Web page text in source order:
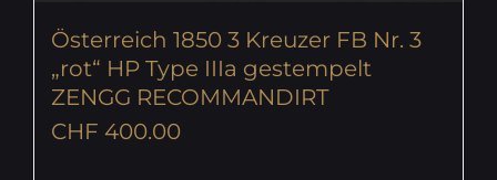
Österreich 1850 3 Kreuzer FB Nr. 3
„rot“ HP Type IIIa gestempelt
ZENGG RECOMMANDIRT
CHF 400.00